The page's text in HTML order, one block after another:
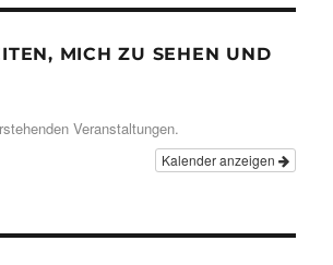
MICH ZU SEHEN UND
Veranstaltungen.
Kalender anzeigen